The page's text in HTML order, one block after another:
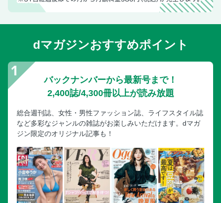
dマガジンおすすめポイント
バックナンバーから最新号まで！
2,400誌/4,300冊以上が読み放題
総合週刊誌、女性・男性ファッション誌、ライフスタイル誌
など多彩なジャンルの雑誌がお楽しみいただけます。dマガ
ジン限定のオリジナル記事も！